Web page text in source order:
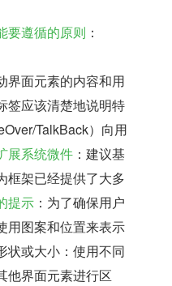
要遵循的原则 ：
界面元素的内容和用
签应该清楚地说明特
TalkBack）向用
展系统微件 ：建议基
框架已经提供了大多
提示 ：为了确保用户
用图案和位置来表示
状或大小：使用不同
他界面元素进行区